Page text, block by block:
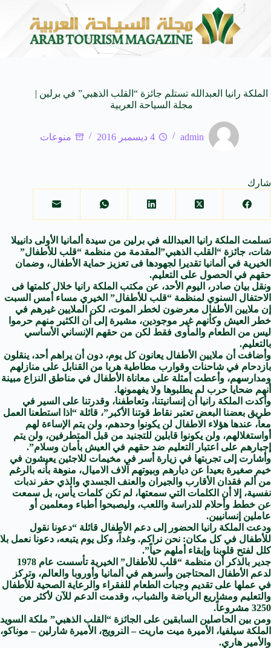
9 أغسطس 2026 أسرار زامة الخفية: حين
الملكة رانيا العبدالله تستلم جائزة “القلب الذهبي” في برلين |
مجلة السياحة العربية
admin 4 ديسمبر 2016 منوعات
شارك
تسلمت الملكة رانيا العبدالله في برلين من سيدة ألمانيا الأولى دانييلا
شات، جائزة “القلب الذهبي”المقدمة من منظمة “قلب للأطفال”
الخيرية في ألمانيا تقديرا لجهودها فى تعزيز حماية الأطفال، وضمان
حقهم في الحصول على التعليم.
ونقل بيان صادر، اليوم اﻷحد، عن مكتب الملكة رانيا خلال كلمتها فى
الاحتفال السنوي لمنظمة “قلب للأطفال” الخيري مساء أمس السبت
إن ملايين الأطفال معرضون لخطر الموت، لكن الملايين غيرهم في
خطر العيش وكأنهم غير موجودين، مشيرة إلى أن الكثير منهم حرموا
ليس من الطعام والمأوى فقط لكن من حقهم الإنساني الأساسي
بالتعليم.
وأضافت أن ملايين الأطفال يعانون كل يوم، دون أن يراهم أحد، ينقلون
بازدحام في شاحنات وقوارب مطاطية هربا من القنابل على منازلهم
ومدارسهم، وأعطت أمثلة على معاناة الأطفال في مناطق النزاع مبينة
أنهم ضحايا حرب لم يطلبوها ولا يفهمونها.
وأكدت الملكة رانيا أن إنسانيتنا، وتعاطفنا، وقدرتنا على السير في
طريق بعضنا البعض تعتبر نقاط قوتنا الأكبر”، قائلة “اذا استطعنا العمل
معاً، عندها هؤلاء الاطفال لن يكونوا وحدهم، ولن يتم الإساءة لهم
أواستغلالهم، ولن يكونوا قابلين للتجنيد من قبل المتطرفين، ولن يتم
إجبارهم على اعتبار التعليم ضد حقهم في العيش بأمان وسلام”.
وأشارت إلى تجربتها في زيارة أسر في مخيمات للاجئين يعيشون في
خيم صغيرة بعيدا عن ديارهم وبيوتهم آلاف الاميال، منوهة بأنه بالرغم
من ألم فقدان الأقارب والجيران والعنف الجسدي والذي حفر ندبات
نفسية، إلا أن الكلمات التي سمعتها، لم تكن كلمات يأس، بل سمعت
عن خطط وأحلام للدراسة واللعب، وليصبحوا أطباء ومعلمين أو
عاملين إنسانيين.
ودعت الملكة رانيا الحضور إلى دعم الأطفال قائلة “دعونا نقول
للأطفال في كل مكان: نحن نراكم. وغداً، وكل يوم يتبعه، دعونا نعمل بلا
كلل لفتح قلوبنا وإبقاء أملهم حياً”.
جدير بالذكر أن منظمة “قلب للأطفال” الخيرية تأسست عام 1978
لدعم الأطفال المحتاجين وأسرهم في ألمانيا وأوروبا والعالم، وتركز
في عملها على تقديم وجبات الطعام للفقراء والرعاية الصحية للأطفال
والتعليم ومشاريع الرياضة والشباب، وقدمت الدعم للآن لأكثر من
3250 مشروعاً.
ومن بين الحاصلين السابقين على الجائزة “القلب الذهبي” ملكة السويد
الملكة سيلفيا، الأميرة ميت ماريت – النرويج، الأميرة شارلين – موناكو،
والأمير هاري.